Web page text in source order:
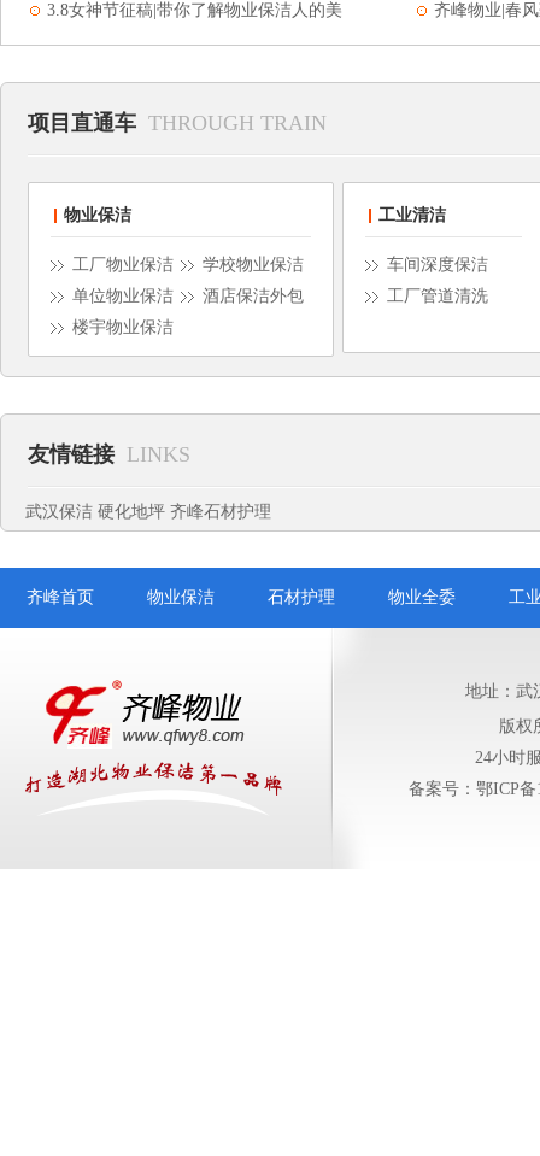
3.8女神节征稿|带你了解物业保洁人的美 齐峰物业|春
项目直通车 THROUGH TRAIN
物业保洁
工厂物业保洁
学校物业保洁
单位物业保洁
酒店保洁外包
楼宇物业保洁
工业清洁
车间深度保洁
工厂管道清洗
友情链接 LINKS
武汉保洁 硬化地坪 齐峰石材护理
齐峰首页 物业保洁 石材护理 物业全委 工
地址：武
版权
24小时
备案号：鄂ICP备